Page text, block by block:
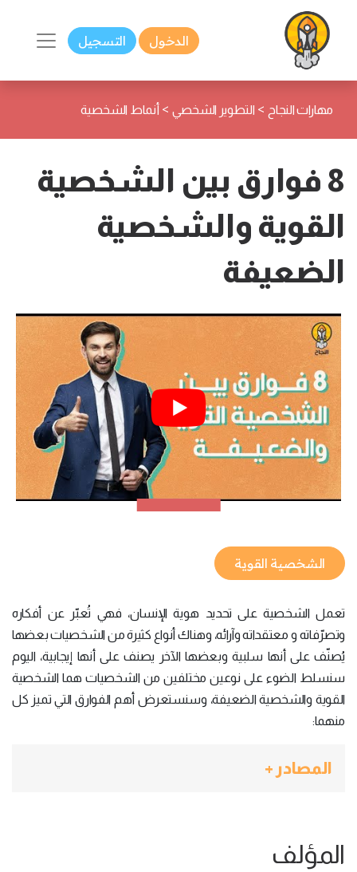
الدخول التسجيل
مهارات النجاح > التطوير الشخصي > أنماط الشخصية
8 فوارق بين الشخصية
القوية والشخصية
الضعيفة
الشخصية القوية
تعمل الشخصية على تحديد هوية الإنسان، فهي تُعبّر عن أفكاره
وتصرّفاته و معتقداته وآرائه، وهناك أنواع كثيرة من الشخصيات بعضها
يُصنّف على أنها سلبية وبعضها الآخر يصنف على أنها إيجابية، اليوم
سنسلط الضوء على نوعين مختلفين من الشخصيات هما الشخصية
القوية والشخصية الضعيفة، وسنستعرض أهم الفوارق التي تميز كل
منهما:
المصادر +
المؤلف